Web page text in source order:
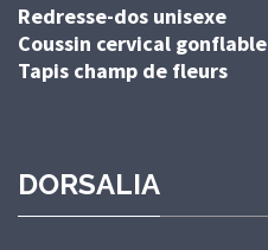
Redresse-dos unisexe
Coussin cervical gonflable
Tapis champ de fleurs
DORSALIA